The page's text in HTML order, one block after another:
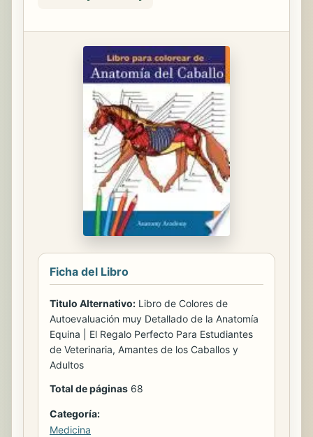
Ficha del Libro
Titulo Alternativo: Libro de Colores de
Autoevaluación muy Detallado de la Anatomía
Equina | El Regalo Perfecto Para Estudiantes
de Veterinaria, Amantes de los Caballos y
Adultos
Total de páginas 68
Categoría:
Medicina